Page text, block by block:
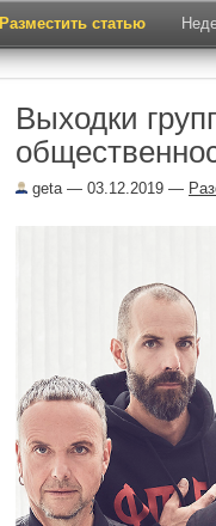
Разместить статью
Выходки
geta— 03.12.2019 —